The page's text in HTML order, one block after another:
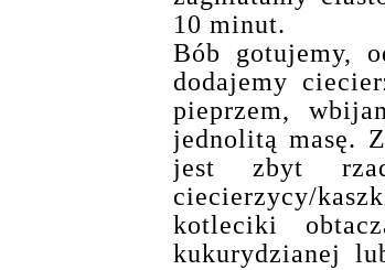
10 minut.
Bób gotujemy,
dodajemy
pieprzem,
jednolitą masę.
jest zbyt
ciecierzycy/
kotleciki
kukurydzianej